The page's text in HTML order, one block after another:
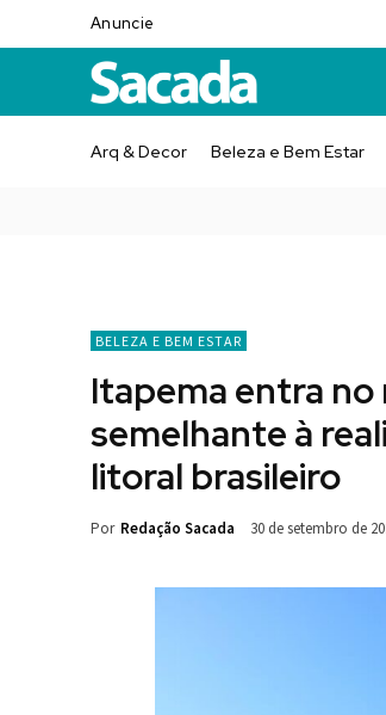
Anuncie
Arq & Decor Beleza e Bem Estar
BELEZA E BEM ESTAR
Itapema entra
semelhante à
litoral brasileiro
Por Redação Sacada 30 de setembro de